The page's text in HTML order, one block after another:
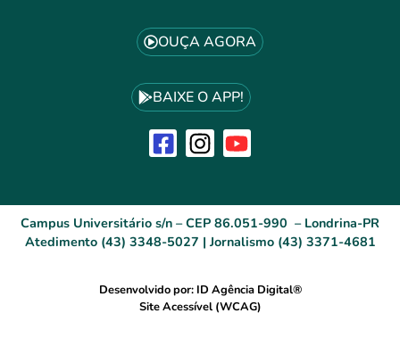
OUÇA AGORA
BAIXE O APP!
Campus Universitário s/n – CEP 86.051-990 – Londrina-PR
Atedimento (43) 3348-5027 | Jornalismo (43) 3371-4681
Desenvolvido por: ID Agência Digital®
Site Acessível (WCAG)